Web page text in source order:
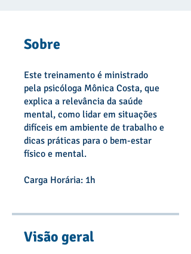
Sobre
Este treinamento é ministrado
pela psicóloga Mônica Costa, que
explica a relevância da saúde
mental, como lidar em situações
difíceis em ambiente de trabalho e
dicas práticas para o bem-estar
físico e mental.
Carga Horária: 1h
Visão geral